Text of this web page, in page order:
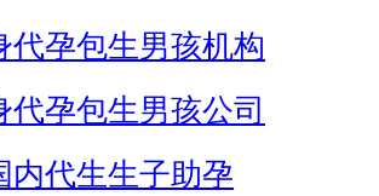
代孕包生男孩机构
代孕包生男孩公司
内代生生子助孕